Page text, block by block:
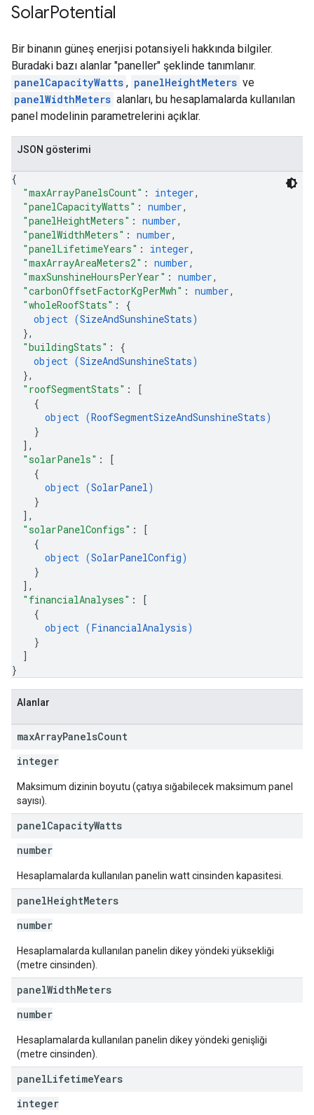
SolarPotential
Bir binanın güneş enerjisi potansiyeli hakkında bilgiler.
Buradaki bazı alanlar "paneller" şeklinde tanımlanır.
panelCapacityWatts , panelHeightMeters ve
panelWidthMeters alanları, bu hesaplamalarda kullanılan
panel modelinin parametrelerini açıklar.
JSON gösterimi
{
"maxArrayPanelsCount" : integer,
"panelCapacityWatts" : number,
"panelHeightMeters" : number,
"panelWidthMeters" : number,
"panelLifetimeYears" : integer,
"maxArrayAreaMeters2" : number,
"maxSunshineHoursPerYear" : number,
"carbonOffsetFactorKgPerMwh" : number,
"wholeRoofStats" : {
object (SizeAndSunshineStats)
},
"buildingStats" : {
object (SizeAndSunshineStats)
},
"roofSegmentStats" :
[
{
object (RoofSegmentSizeAndSunshineStats)
}
] ,
"solarPanels" :
[
{
object (SolarPanel)
}
] ,
"solarPanelConfigs" :
[
{
object (SolarPanelConfig)
}
] ,
"financialAnalyses" :
[
{
object (FinancialAnalysis)
}
]
}
Alanlar
maxArrayPanelsCount
integer
Maksimum dizinin boyutu (çatıya sığabilecek maksimum panel
sayısı).
panelCapacityWatts
number
Hesaplamalarda kullanılan panelin watt cinsinden kapasitesi.
panelHeightMeters
number
Hesaplamalarda kullanılan panelin dikey yöndeki yüksekliği
(metre cinsinden).
panelWidthMeters
number
Hesaplamalarda kullanılan panelin dikey yöndeki genişliği
(metre cinsinden).
panelLifetimeYears
integer